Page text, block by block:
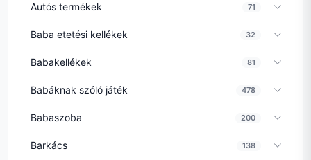
Autós termékek 71
Baba etetési kellékek 32
Babakellékek 81
Babáknak szóló játék 478
Babaszoba 200
Barkács 138